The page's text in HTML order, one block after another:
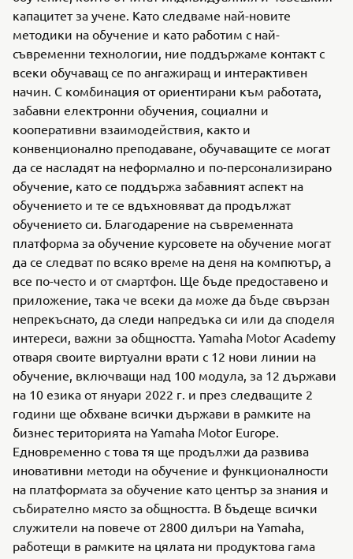
капацитет за учене. Като следваме най-новите
методики на обучение и като работим с най-
съвременни технологии, ние поддържаме контакт с
всеки обучаващ се по ангажиращ и интерактивен
начин. С комбинация от ориентирани към работата,
забавни електронни обучения, социални и
кооперативни взаимодействия, както и
конвенционално преподаване, обучаващите се могат
да се насладят на неформално и по-персонализирано
обучение, като се поддържа забавният аспект на
обучението и те се вдъхновяват да продължат
обучението си. Благодарение на съвременната
платформа за обучение курсовете на обучение могат
да се следват по всяко време на деня на компютър, а
все по-често и от смартфон. Ще бъде предоставено и
приложение, така че всеки да може да бъде свързан
непрекъснато, да следи напредъка си или да споделя
интереси, важни за общността. Yamaha Motor Academy
отваря своите виртуални врати с 12 нови линии на
обучение, включващи над 100 модула, за 12 държави
на 10 езика от януари 2022 г. и през следващите 2
години ще обхване всички държави в рамките на
бизнес територията на Yamaha Motor Europe.
Едновременно с това тя ще продължи да развива
иновативни методи на обучение и функционалности
на платформата за обучение като център за знания и
събирателно място за общността. В бъдеще всички
служители на повече от 2800 дилъри на Yamaha,
работещи в рамките на цялата ни продуктова гама